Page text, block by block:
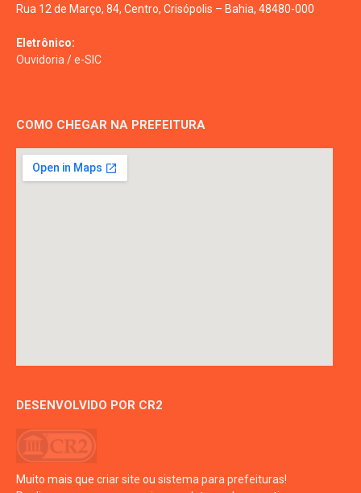
Rua 12 de Março, 84, Centro, Crisópolis – Bahia, 48480-000
Eletrônico:
Ouvidoria /e-SIC
COMO CHEGAR NA PREFEITURA
DESENVOLVIDO POR CR2
Muito mais que criar site ou sistema para prefeituras!